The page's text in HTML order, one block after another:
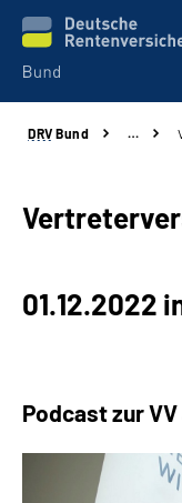
Beratung & Kontakt
Reha-Zentren
Online-Services
DRV Bund …
01.12.2022
Podcast zur